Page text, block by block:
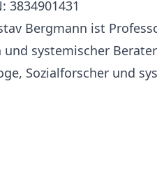
3834901431
Bergmann ist
und systemischer
Sozialforscher und